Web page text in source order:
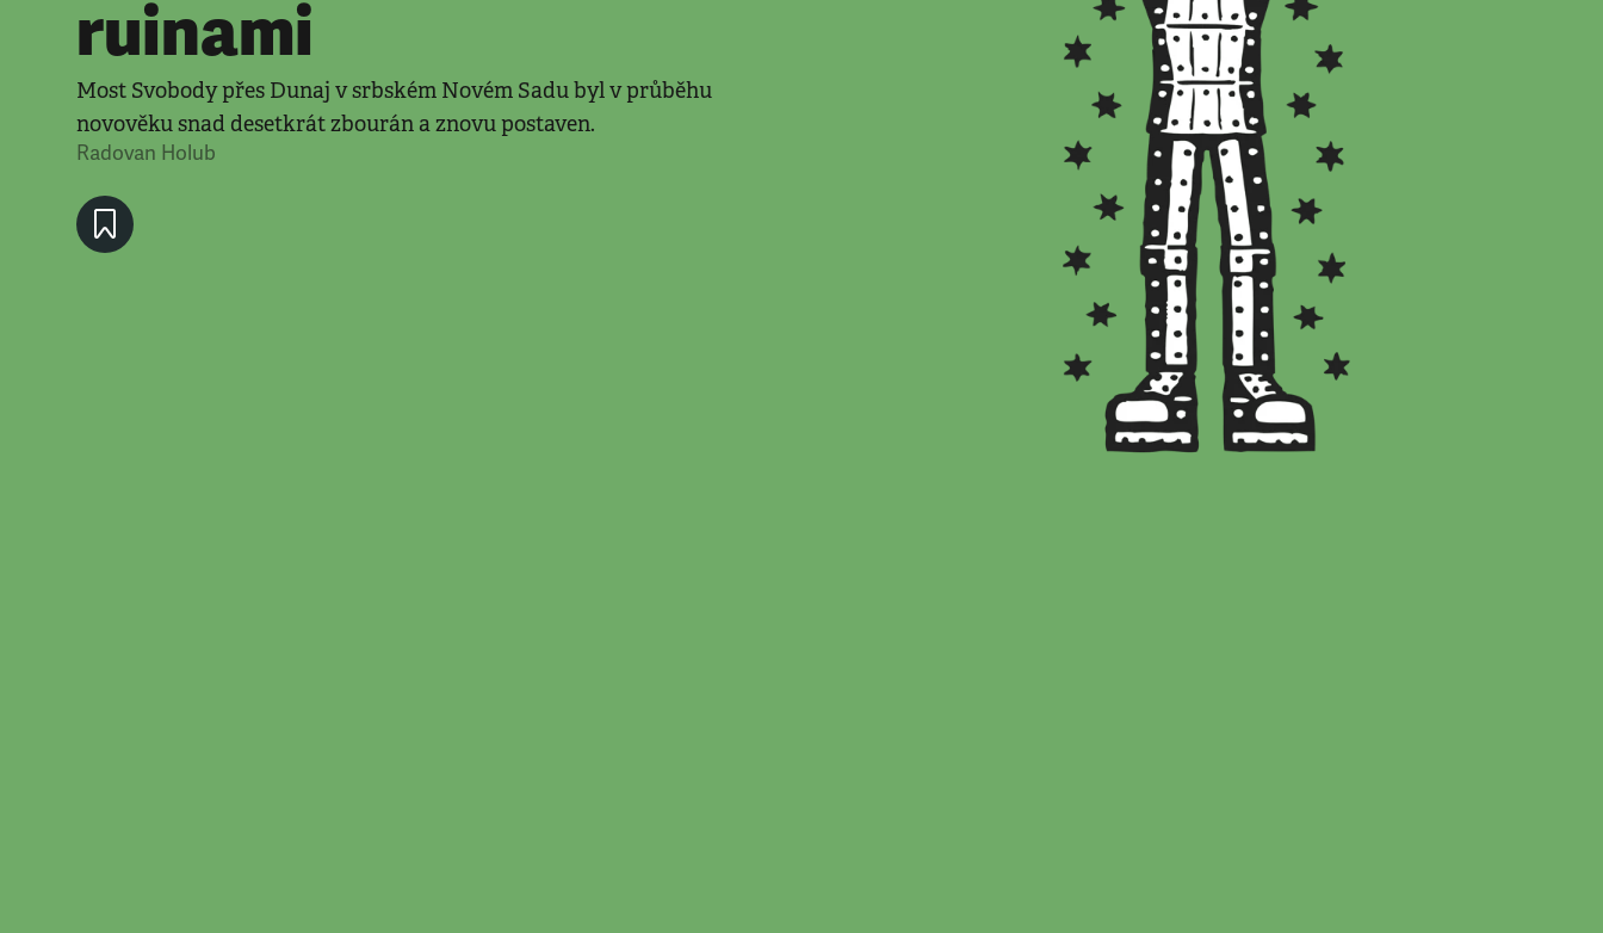
ruinami
Most Svobody přes Dunaj v srbském Novém Sadu byl v průběhu
novověku snad desetkrát zbourán a znovu postaven.
Radovan Holub